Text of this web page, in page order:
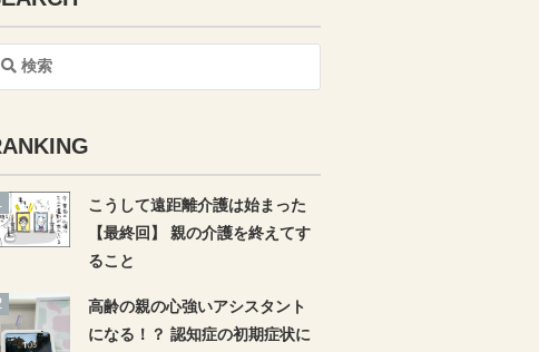
こうして遠距離介護は始まった
【最終回】 親の介護を終えてす
ること
高齢の親の心強いアシスタント
になる！？ 認知症の初期症状に